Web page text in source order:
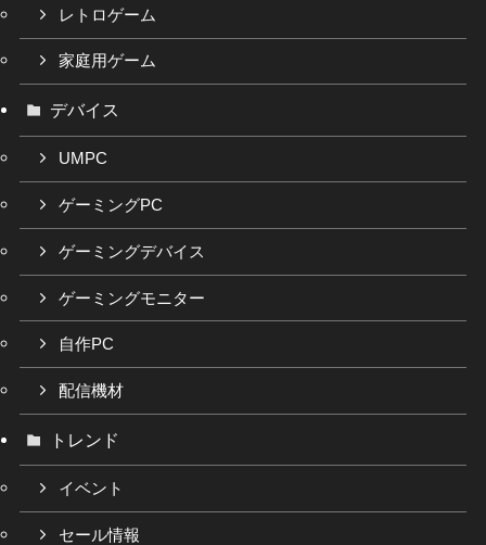
レトロゲーム
家庭用ゲーム
デバイス
UMPC
ゲーミングPC
ゲーミングデバイス
ゲーミングモニター
自作PC
配信機材
トレンド
イベント
セール情報